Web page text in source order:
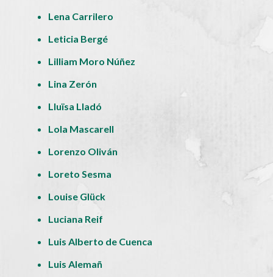
Lena Carrilero
Leticia Bergé
Lilliam Moro Núñez
Lina Zerón
Lluïsa Lladó
Lola Mascarell
Lorenzo Oliván
Loreto Sesma
Louise Glück
Luciana Reif
Luis Alberto de Cuenca
Luis Alemañ